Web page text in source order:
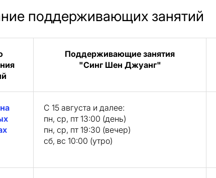
поддерживающих занятий
Поддерживающие занятия
"Синг Шен Джуанг"
С 15 августа и далее:
пн, ср, пт 13:00 (день)
пн, ср, пт 19:30 (вечер)
сб, вс 10:00 (утро)